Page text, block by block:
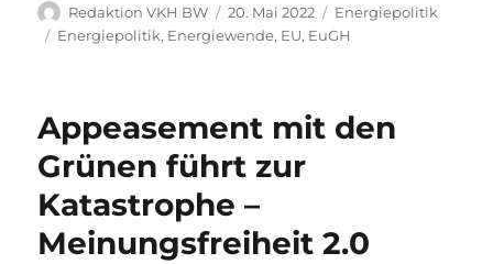
Autor
Redaktion VKH BW
Veröffentlicht
am
20. Mai 2022 Kategorien
Energiepolitik
Schlagwörter
Energiepolitik, Energiewende, EU, EuGH
Appeasement mit den
Grünen führt zur
Katastrophe –
Meinungsfreiheit 2.0